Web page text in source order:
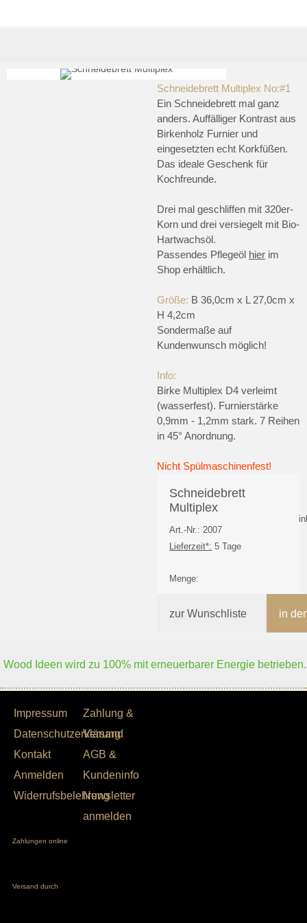
Schneidebrett Multiplex No:#1
Ein Schneidebrett mal ganz
anders. Auffälliger Kontrast aus
Birkenholz Furnier und
eingesetzten echt Korkfüßen.
Das ideale Geschenk für
Kochfreunde.
Drei mal geschliffen mit 320er-
Korn und drei versiegelt mit Bio-
Hartwachsöl.
Passendes Pflegeöl hier im
Shop erhältlich.
Größe: B 36,0cm x L 27,0cm x
H 4,2cm
Sondermaße auf
Kundenwunsch möglich!
Info:
Birke Multiplex D4 verleimt
(wasserfest). Furnierstärke
0,9mm - 1,2mm stark. 7 Reihen
in 45° Anordnung.
Nicht Spülmaschinenfest!
Schneidebrett
Multiplex
Art.-Nr.: 2007
Lieferzeit*: 5 Tage
Menge:
zur Wunschliste in
Wood Ideen wird zu 100% mit erneuerbarer Energie betrieben.
Impressum
Datenschutzerklärung
Kontakt
Anmelden
Widerrufsbelehrung
Zahlung &
Versand
AGB &
Kundeninfo
Newsletter
anmelden
Zahlungen online
Versand durch